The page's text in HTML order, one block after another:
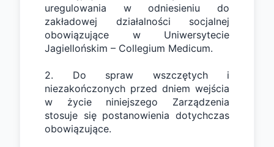
uregulowania w odniesieniu do
zakładowej działalności socjalnej
obowiązujące w Uniwersytecie
Jagiellońskim – Collegium Medicum.
2. Do spraw wszczętych i
niezakończonych przed dniem wejścia
w życie niniejszego Zarządzenia
stosuje się postanowienia dotychczas
obowiązujące.